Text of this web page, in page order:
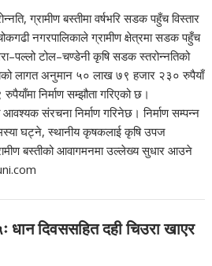
ग्रामीण बस्तीमा वर्षभरि सडक पहुँच विस्तार
नगरपालिकाले ग्रामीण क्षेत्रमा सडक पहुँच
टोल–चण्डेनी कृषि सडक स्तरोन्नतिको
लागत अनुमान ५० लाख ७९ हजार २३० रुपैयाँ
निर्माण सम्झौता गरिएको छ।
संरचना निर्माण गरिनेछ। निर्माण सम्पन्न
घट्ने, स्थानीय कृषकलाई कृषि उपज
बस्तीको आवागमनमा उल्लेख्य सुधार आउने
धान दिवससहित दही चिउरा खाएर